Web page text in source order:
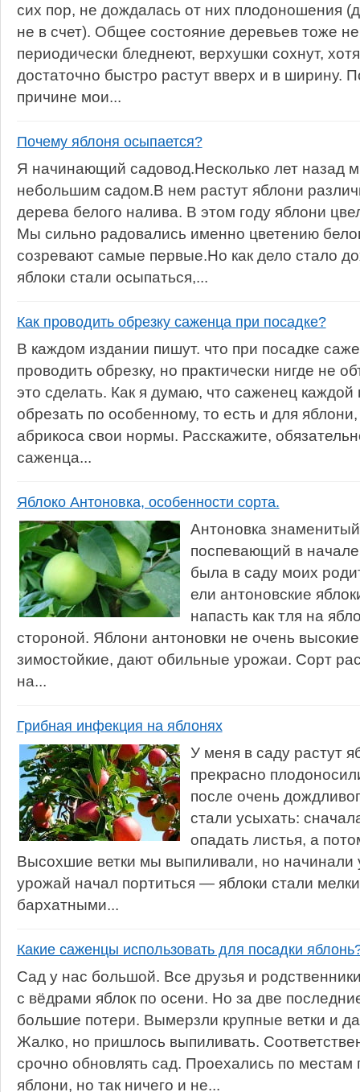
сих пор, не дождалась от них плодоношения
не в счет). Общее состояние деревьев тоже
периодически бледнеют, верхушки сохнут,
достаточно быстро растут вверх и в ширину.
причине мои...
Почему яблоня осыпается?
Я начинающий садовод.Несколько лет назад
небольшим садом.В нем растут яблони
дерева белого налива. В этом году яблони
Мы сильно радовались именно цветению
созревают самые первые.Но как дело стало
яблоки стали осыпаться,...
Как проводить обрезку саженца при посадке?
В каждом издании пишут. что при посадке
проводить обрезку, но практически нигде не
это сделать. Как я думаю, что саженец каждой
обрезать по особенному, то есть и для
абрикоса свои нормы. Расскажите,
саженца...
Яблоко Антоновка, особенности сорта.
Антоновка
поспевающий в
была в саду моих
ели антоновские
напасть как тля на
стороной. Яблони антоновки не очень
зимостойкие, дают обильные урожаи. Сорт
на...
Грибная инфекция на яблонях
У меня в саду растут
прекрасно
после очень
стали усыхать:
опадать листья, а
Высохшие ветки мы выпиливали, но начинали
урожай начал портиться — яблоки стали
бархатными...
Какие саженцы использовать для посадки
Сад у нас большой. Все друзья и
с вёдрами яблок по осени. Но за две
большие потери. Вымерзли крупные ветки и
Жалко, но пришлось выпиливать.
срочно обновлять сад. Проехались по
яблони, но так ничего и не...